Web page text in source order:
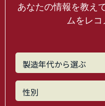
あなたの情報を教え
ムをレコ